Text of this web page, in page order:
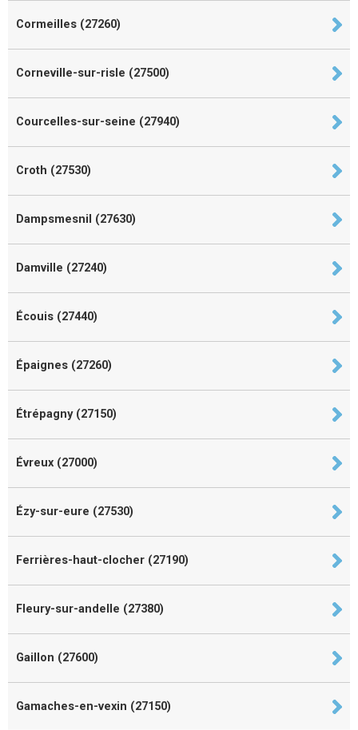
Cormeilles (27260)
Corneville-sur-risle (27500)
Courcelles-sur-seine (27940)
Croth (27530)
Dampsmesnil (27630)
Damville (27240)
Écouis (27440)
Épaignes (27260)
Étrépagny (27150)
Évreux (27000)
Ézy-sur-eure (27530)
Ferrières-haut-clocher (27190)
Fleury-sur-andelle (27380)
Gaillon (27600)
Gamaches-en-vexin (27150)